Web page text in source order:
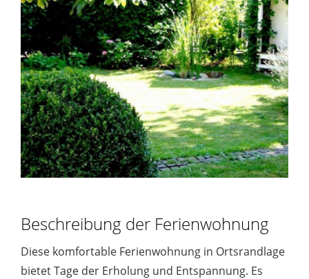
Beschreibung der Ferienwohnung
Diese komfortable Ferienwohnung in Ortsrandlage
bietet Tage der Erholung und Entspannung. Es